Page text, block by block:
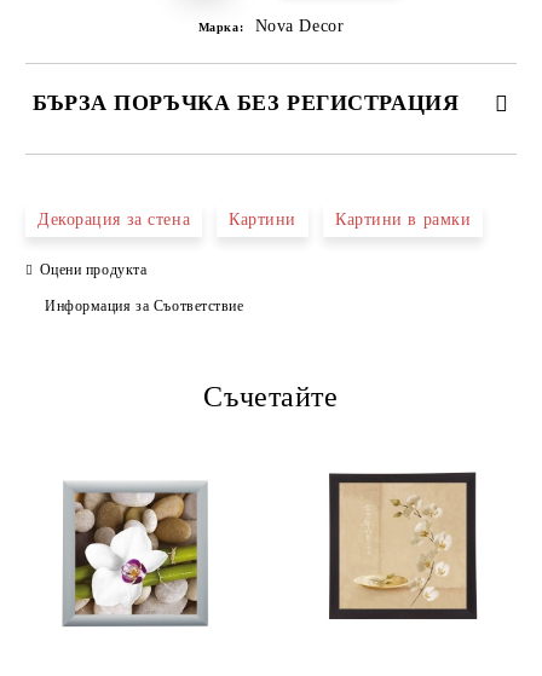
Марка: Nova Decor
БЪРЗА ПОРЪЧКА БЕЗ РЕГИСТРАЦИЯ
Ние ще се свържем с вас в рамките на работния ден.
Декорация за стена Картини Картини в рамки
Оцени продукта
Информация за Съответствие
Съчетайте